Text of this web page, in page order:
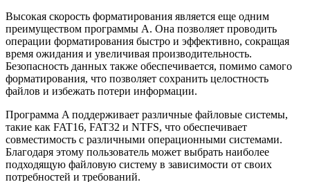
Высокая скорость форматирования является еще одним
преимуществом программы A. Она позволяет проводить
операции форматирования быстро и эффективно, сокращая
время ожидания и увеличивая производительность.
Безопасность данных также обеспечивается, помимо самого
форматирования, что позволяет сохранить целостность
файлов и избежать потери информации.
Программа A поддерживает различные файловые системы,
такие как FAT16, FAT32 и NTFS, что обеспечивает
совместимость с различными операционными системами.
Благодаря этому пользователь может выбрать наиболее
подходящую файловую систему в зависимости от своих
потребностей и требований.